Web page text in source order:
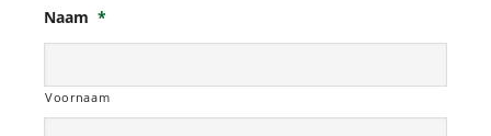
Naam *
Voornaam